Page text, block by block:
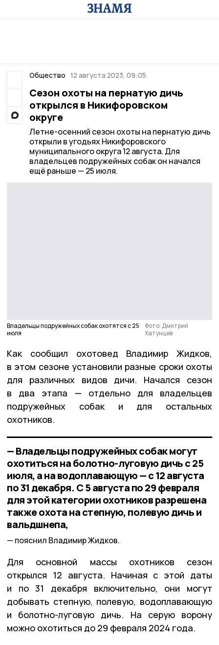
Общество 12 августа 2023, 09:05
Сезон охоты на пернатую дичь
открылся в Никифоровском
округе
Летне-осенний сезон охоты на пернатую дичь
открыли в угодьях Никифоровского
муниципального округа 12 августа. Для
владельцев подружейных собак он начался
ещё раньше — 25 июля.
Владельцы подружейных собак охотятся с 25
июля
Фото: Дмитрий
Хатунцев
Как сообщил охотовед Владимир Жидков,
в этом сезоне установили разные сроки охоты
для различных видов дичи. Начался сезон
в два этапа — отдельно для владельцев
подружейных собак и для остальных
охотников.
— Владельцы подружейных собак могут
охотиться на болотно-луговую дичь с 25
июля, а на водоплавающую — с 12 августа
по 31 декабря. С 5 августа по 29 февраля
для этой категории охотников разрешена
также охота на степную, полевую дичь и
вальдшнепа,
пояснил Владимир Жидков.
Для основной массы охотников сезон
открылся 12 августа. Начиная с этой даты
и по 31 декабря включительно, они могут
добывать степную, полевую, водоплавающую
и болотно-луговую дичь. На серую ворону
можно охотиться до 29 февраля 2024 года.